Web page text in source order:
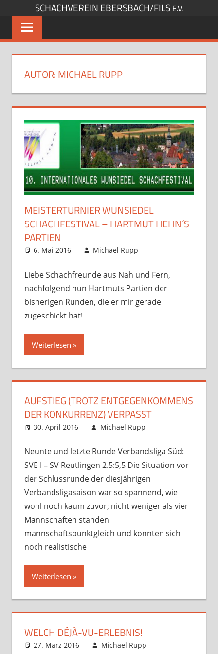
springen
SCHACHVEREIN EBERSBACH/FILS E.V.
AUTOR:MICHAEL RUPP
MEISTERTURNIER WUNSIEDEL
SCHACHFESTIVAL – HARTMUT HEHN´S
PARTIEN
6. Mai 2016 Michael Rupp
Liebe Schachfreunde aus Nah und Fern,
nachfolgend nun Hartmuts Partien der
bisherigen Runden, die er mir gerade
zugeschickt hat!
Weiterlesen
AUFSTIEG (TROTZ ENTGEGENKOMMENS
DER KONKURRENZ) VERPASST
30. April 2016 Michael Rupp
Neunte und letzte Runde Verbandsliga Süd:
SVE I – SV Reutlingen 2.5:5,5 Die Situation vor
der Schlussrunde der diesjährigen
Verbandsligasaison war so spannend, wie
wohl noch kaum zuvor; nicht weniger als vier
Mannschaften standen
mannschaftspunktgleich und konnten sich
noch realistische
Weiterlesen
WELCH DÉJÀ-VU-ERLEBNIS!
27. März 2016 Michael Rupp